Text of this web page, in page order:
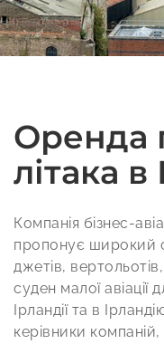
Оренда
літака
Компанія бізнес-
пропонує широкий
джетів,
суден малої авіації
Ірландії та в
керівники